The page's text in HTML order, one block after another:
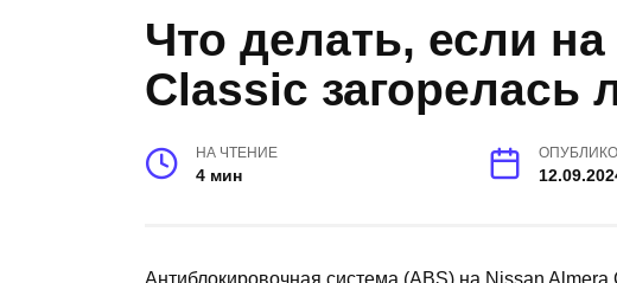
Что делать, если
Classic загорелась
НА ЧТЕНИЕ
4 мин